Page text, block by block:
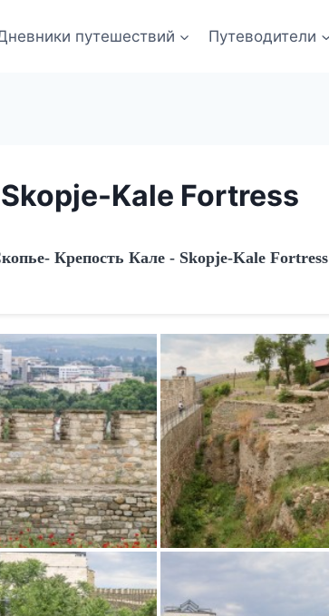
путешествий Путеводители
Kale Fortress
Крепость Кале - Skopje-Kale Fortress